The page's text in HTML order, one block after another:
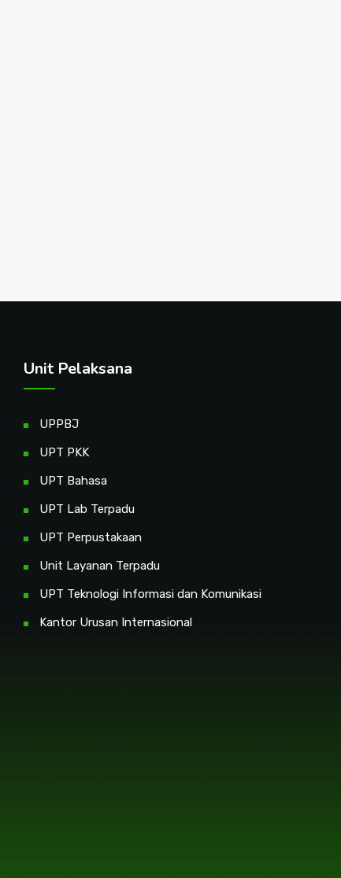
Unit Pelaksana
UPPBJ
UPT PKK
UPT Bahasa
UPT Lab Terpadu
UPT Perpustakaan
Unit Layanan Terpadu
UPT Teknologi Informasi dan Komunikasi
Kantor Urusan Internasional